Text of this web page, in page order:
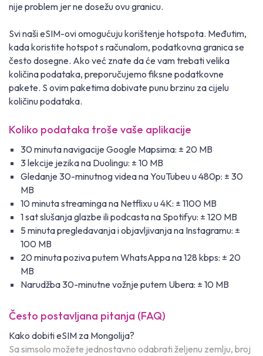
nije problem jer ne dosežu ovu granicu.
Svi naši eSIM-ovi omogućuju korištenje hotspota. Međutim,
kada koristite hotspot s računalom, podatkovna granica se
često dosegne. Ako već znate da će vam trebati velika
količina podataka, preporučujemo fiksne podatkovne
pakete. S ovim paketima dobivate punu brzinu za cijelu
količinu podataka.
Koliko podataka troše vaše aplikacije
30 minuta navigacije Google Mapsima: ± 20 MB
3 lekcije jezika na Duolingu: ± 10 MB
Gledanje 30-minutnog videa na YouTubeu u 480p: ± 30
MB
10 minuta streaminga na Netflixu u 4K: ± 1100 MB
1 sat slušanja glazbe ili podcasta na Spotifyu: ± 120 MB
5 minuta pregledavanja i objavljivanja na Instagramu: ±
100 MB
20 minuta poziva putem WhatsAppa na 128 kbps: ± 20
MB
Narudžba 30-minutne vožnje putem Ubera: ± 10 MB
Često postavljana pitanja (FAQ)
Kako dobiti eSIM za Mongolija?
Sa simsolo možete jednostavno odabrati željenu zemlju, broj